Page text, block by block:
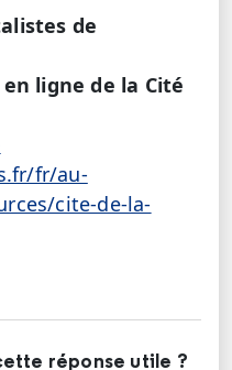
de
ligne de la Cité
fr/au-
cite-de-la-
réponse utile ?